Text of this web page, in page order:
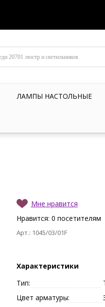
ЛАМПЫ НАСТОЛЬНЫЕ
Мне нравится
Нравится: 0 посетителям
Арт.: 1045/03/01F
Характеристики
Тип:
Цвет арматуры: